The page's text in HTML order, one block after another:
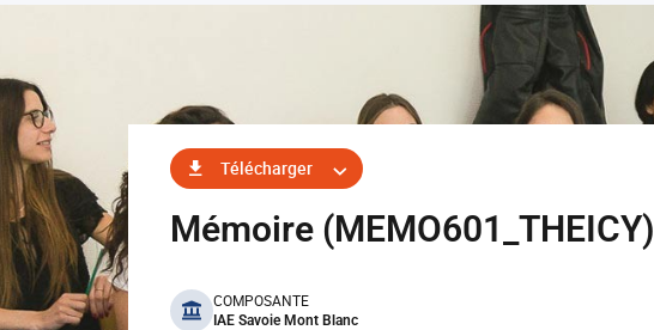
Télécharger
Mémoire (MEMO601_THEICY)
benefits
COMPOSANTE
IAE Savoie Mont Blanc